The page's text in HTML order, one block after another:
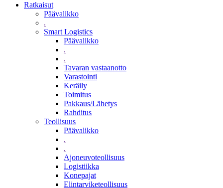
Ratkaisut
Päävalikko
.
Smart Logistics
Päävalikko
.
.
Tavaran vastaanotto
Varastointi
Keräily
Toimitus
Pakkaus/Lähetys
Rahditus
Teollisuus
Päävalikko
.
.
Ajoneuvoteollisuus
Logistiikka
Konepajat
Elintarviketeollisuus